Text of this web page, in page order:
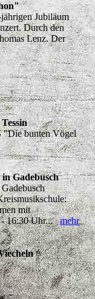
Jubiläum
Durch den
Lenz. Der
"Die bunten Vögel
Gadebusch
mit
- 16:30 Uhr...mehr